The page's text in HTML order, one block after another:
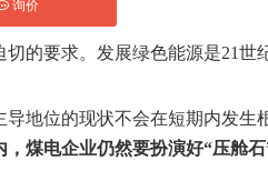
询价
的要求。发展绿色能源是21世
地位的现状不会在短期内发生
煤电企业仍然要扮演好“压舱石